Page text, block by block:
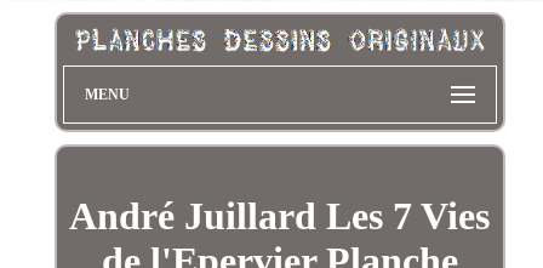
MENU
André Juillard Les 7 Vies